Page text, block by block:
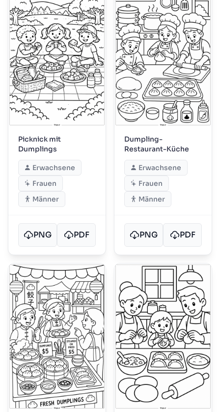
Picknick mit
Dumplings
Erwachsene
Frauen
Männer
PNG PDF
Dumpling-
Restaurant-Küche
Erwachsene
Frauen
Männer
PNG PDF